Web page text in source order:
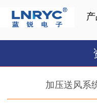
加压送风系